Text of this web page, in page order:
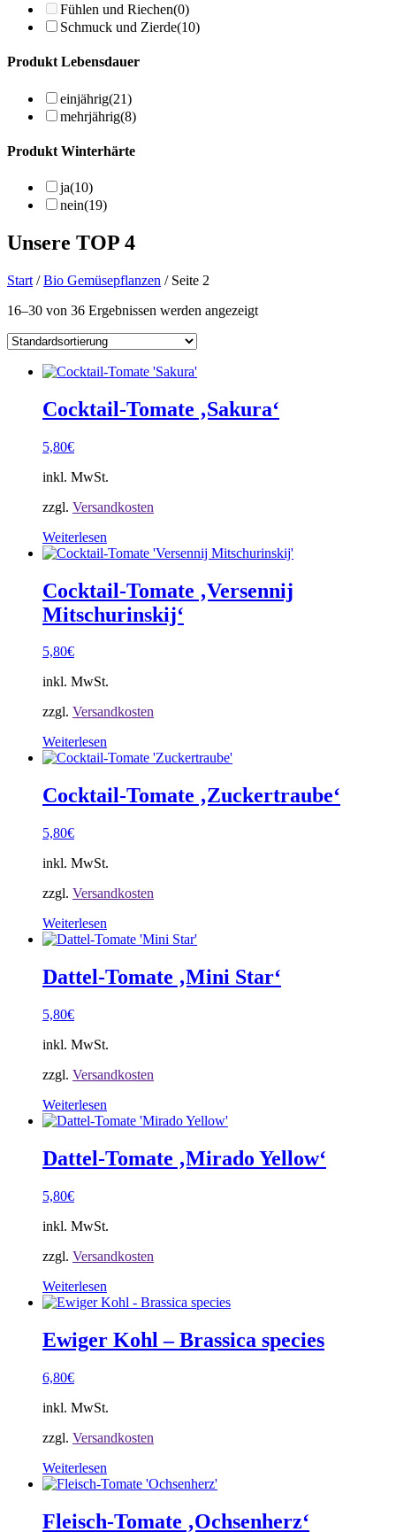
Fühlen und Riechen(0)
Schmuck und Zierde(10)
Produkt Lebensdauer
einjährig(21)
mehrjährig(8)
Produkt Winterhärte
ja(10)
nein(19)
Unsere TOP 4
Start /Bio Gemüsepflanzen / Seite 2
16–30 von 36 Ergebnissen werden angezeigt
Cocktail-Tomate ‚Sakura‘
5,80€
inkl. MwSt.
zzgl. Versandkosten
Weiterlesen
Cocktail-Tomate ‚Versennij
Mitschurinskij‘
5,80€
inkl. MwSt.
zzgl. Versandkosten
Weiterlesen
Cocktail-Tomate ‚Zuckertraube‘
5,80€
inkl. MwSt.
zzgl. Versandkosten
Weiterlesen
Dattel-Tomate ‚Mini Star‘
5,80€
inkl. MwSt.
zzgl. Versandkosten
Weiterlesen
Dattel-Tomate ‚Mirado Yellow‘
5,80€
inkl. MwSt.
zzgl. Versandkosten
Weiterlesen
Ewiger Kohl – Brassica species
6,80€
inkl. MwSt.
zzgl. Versandkosten
Weiterlesen
Fleisch-Tomate ‚Ochsenherz‘